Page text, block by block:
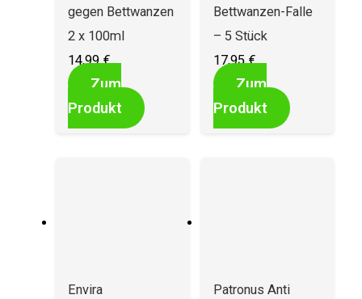
gegen Bettwanzen
2 x 100ml
14,99€
Zum
Produkt
Bettwanzen-Falle
– 5 Stück
17,95€
Zum
Produkt
Envira
Patronus Anti